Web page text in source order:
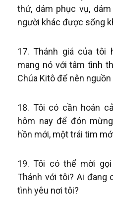
thứ, dám phục vụ,
người khác được sống
Thánh giá của tôi
mang nó với tâm tình
Chúa Kitô để nên
Tôi có cần hoán
hôm nay để đón
hồn mới, một trái tim
Tôi có thể mời
Thánh với tôi? Ai đang
tình yêu nơi tôi?